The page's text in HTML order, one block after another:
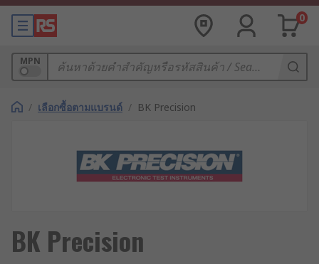
0
MPN
/ เลือกซื้อตามแบรนด์ / BK Precision
BK Precision